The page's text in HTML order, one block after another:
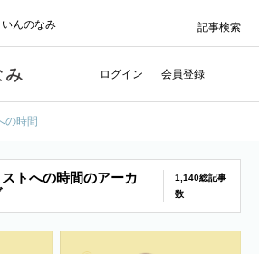
んのなみ
ログイン 会員登録
記事検索
の時間
トへの時間のアーカ
1,140総記事
数